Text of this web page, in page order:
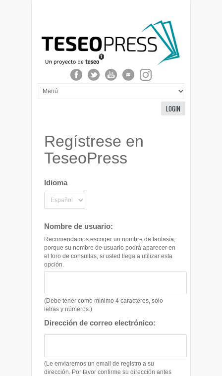
LOGIN
Regístrese en
TeseoPress
Idioma
Nombre de usuario:
Recomendamos escoger un nombre de fantasía,
porque su nombre de usuario podrá aparecer en
el foro de consultas, si usted llega a utilizar esta
opción.
(Debe tener como mínimo 4 caracteres, solo
letras y números.)
Dirección de correo electrónico:
(Le enviaremos un email de registro a su
dirección. Por favor confirme su dirección antes